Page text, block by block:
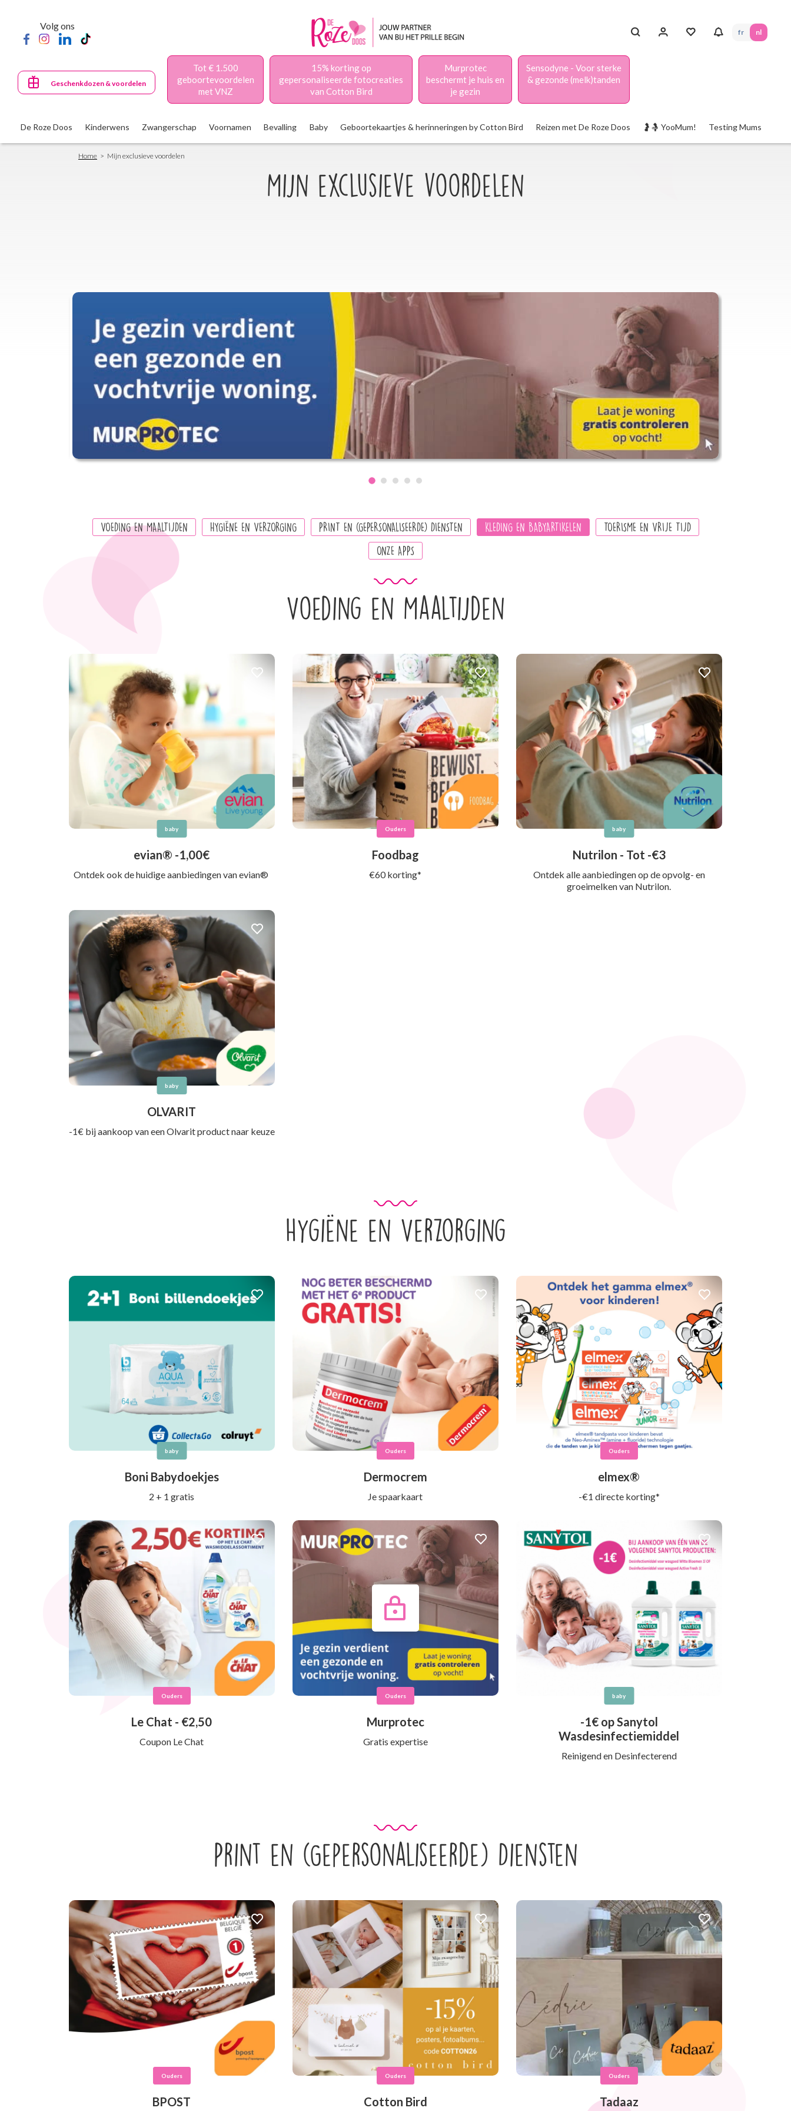
content
Volg ons
fr nl
Geschenkdozen & voordelen
Tot € 1.500
geboortevoordelen
met VNZ
15% korting op
gepersonaliseerde fotocreaties
van Cotton Bird
Murprotec
beschermt je huis en
je gezin
Sensodyne - Voor sterke
& gezonde (melk)tanden
De Roze Doos Kinderwens Zwangerschap Voornamen Bevalling Baby Geboortekaartjes & herinneringen by Cotton Bird Reizen met De Roze Doos 🤰🤱 YooMum! Testing Mums
Breadcrumb
Home Mijn exclusieve voordelen
Mijn exclusieve voordelen
VOEDING EN MAALTIJDEN HYGIËNE EN VERZORGING PRINT EN (GEPERSONALISEERDE) DIENSTEN KLEDING EN BABYARTIKELEN TOERISME EN VRIJE TIJD
ONZE APPS
Voeding en Maaltijden
baby
evian® -1,00€
Ontdek ook de huidige aanbiedingen van evian® ​
Ouders
Foodbag
€60 korting*
baby
Nutrilon - Tot -€3
Ontdek alle aanbiedingen op de opvolg- en
groeimelken van Nutrilon.
baby
OLVARIT
-1€ bij aankoop van een Olvarit product naar keuze
Hygiëne en Verzorging
baby
Boni Babydoekjes
2 + 1 gratis
Ouders
Dermocrem
Je spaarkaart
Ouders
elmex®
-€1 directe korting*
Ouders
Le Chat - €2,50
Coupon Le Chat
Ouders
Murprotec
Gratis expertise
baby
-1€ op Sanytol
Wasdesinfectiemiddel
Reinigend en Desinfecterend
Print en (Gepersonaliseerde) Diensten
Ouders
BPOST
Ouders
Cotton Bird
Ouders
Tadaaz